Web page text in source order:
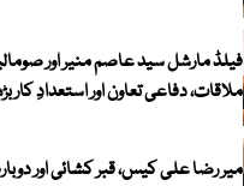
فیلڈ مارشل سید عاصم منیر اور
ملاقات، دفاعی تعاون اور استعدادِ کار